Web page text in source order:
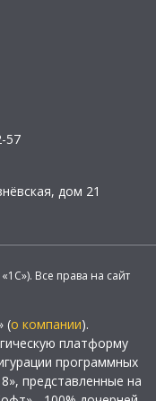
57
дом 21
Все права на сайт
(о компании).
платформу
программных
представленные на